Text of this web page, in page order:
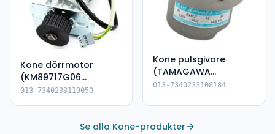
Kone dörrmotor
(KM89717G06
ADVC1/AMD13 D1)
013-7340233119050
Kone pulsgivare
(TAMAGAWA
TS5213N2533, OIH50-
XA00179)
013-7340233108184
Se alla Kone-produkter